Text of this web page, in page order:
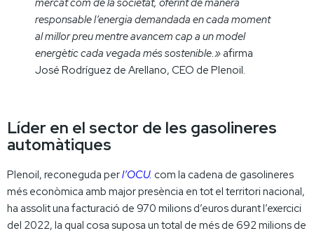
mercat com de la societat, oferint de manera
responsable l’energia demandada en cada moment
al millor preu mentre avancem cap a un model
energètic cada vegada més sostenible.» afirma
José Rodríguez de Arellano, CEO de Plenoil.
Líder en el sector de les gasolineres
automàtiques
Plenoil, reconeguda perl’OCU. com la cadena de gasolineres
més econòmica amb major presència en tot el territori nacional,
ha assolit una facturació de 970 milions d’euros durant l’exercici
del 2022, la qual cosa suposa un total de més de 692 milions de